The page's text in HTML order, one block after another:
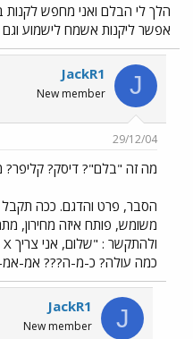
הלך לי הבלם ואני מחפש
אפשר ליקנות אשמח לישמוע
J
JackR1
New member
29/12/04
מה זה "בלם"? דיסק?
הסבר, פרט והדגם. ככה תקבל
משומש, פותח איזה מחירון,
כמה עולה? כ-מ-ה??? אמ-
J
JackR1
New member